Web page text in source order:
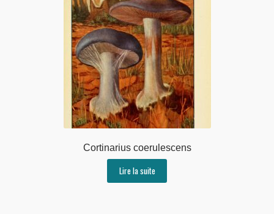
Cortinarius coerulescens
Lire la suite